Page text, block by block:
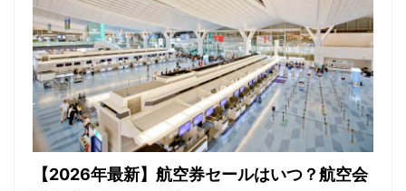
【2026年最新】航空券セールはいつ？航空会